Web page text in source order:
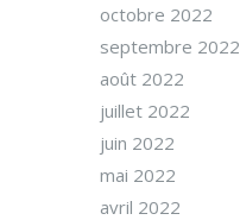
octobre 2022
septembre 2022
août 2022
juillet 2022
juin 2022
mai 2022
avril 2022